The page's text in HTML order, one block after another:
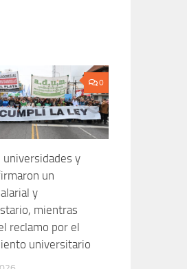
0
universidades y
un
y
mientras
reclamo por el
universitario